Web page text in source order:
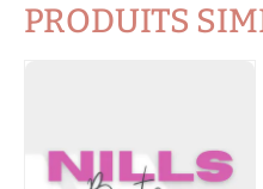
PRODUITS